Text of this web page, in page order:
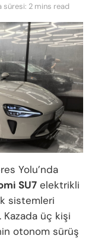
süresi: 2 mins read
Yolu’nda
SU7 elektrikli
sistemleri
Kazada üç kişi
otonom sürüş